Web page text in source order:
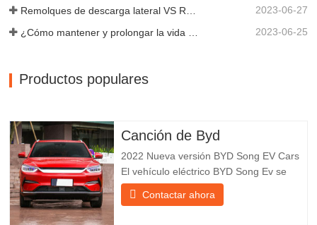
2023-06-27
¿Cómo mantener y prolongar la vida útil de los remolques de descarga final? 2023-06-25
Productos populares
Canción de Byd
2022 Nueva versión BYD Song EV Cars
El vehículo eléctrico BYD Song Ev se
centra en la experiencia del cliente y el
desarrollo de productos para satisfacer la
Contactar ahora